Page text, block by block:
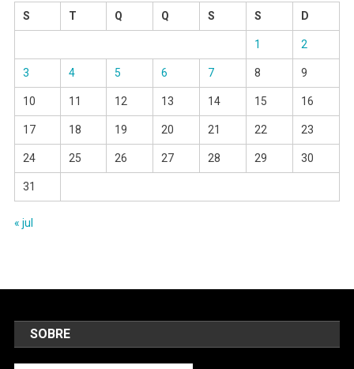
S
T Q Q S S D
1 2
3 4 5 6 7 8 9
10 11 12 13 14 15 16
17 18 19 20 21 22 23
24 25 26 27 28 29 30
31
« jul
SOBRE